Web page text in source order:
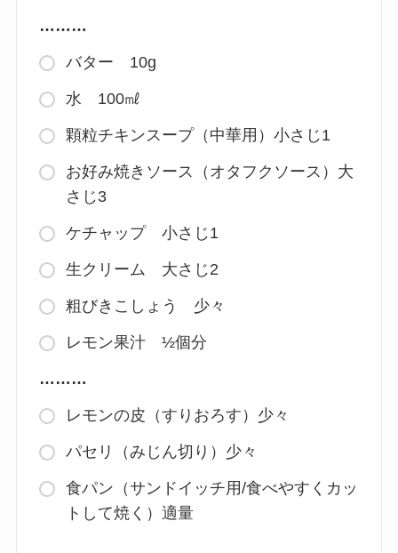
………
バター 10g
水 100㎖
顆粒チキンスープ（中華用）小さじ1
お好み焼きソース（オタフクソース）大
さじ3
ケチャップ 小さじ1
生クリーム 大さじ2
粗びきこしょう 少々
レモン果汁 ½個分
………
レモンの皮（すりおろす）少々
パセリ（みじん切り）少々
食パン（サンドイッチ用/食べやすくカッ
トして焼く）適量